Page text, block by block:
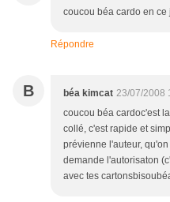
coucou béa cardo en
Répondre
B béa kimcat 23/07/2008
coucou béa cardoc'est
collé, c'est rapide et
prévienne l'auteur,
demande l'autorisaton
avec tes